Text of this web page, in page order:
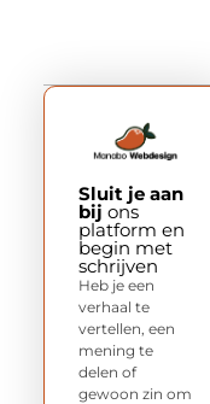
Sluit je aan
bij ons
platform en
begin met
schrijven
Heb je een
verhaal te
vertellen, een
mening te
delen of
gewoon zin om